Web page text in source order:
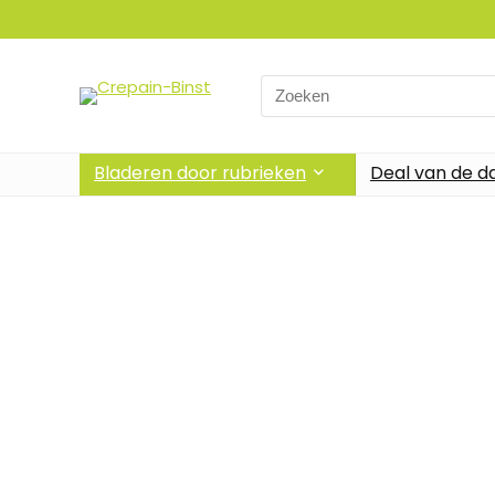
Bladeren door rubrieken Deal van de